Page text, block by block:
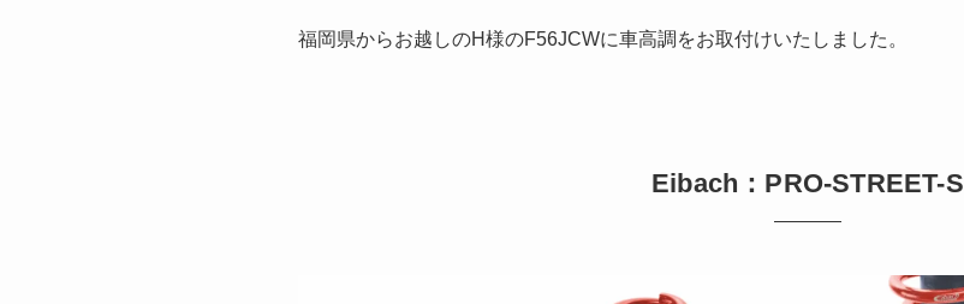
福岡県からお越しのH様のF56JCWに車高調をお取付けいたしました。
Eibach：PRO-STREET-S